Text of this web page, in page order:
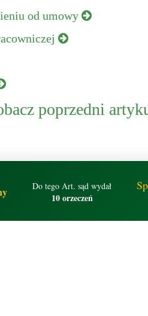
od umowy
poprzedni
Do tego Art. sąd wydał
10 orzeczeń